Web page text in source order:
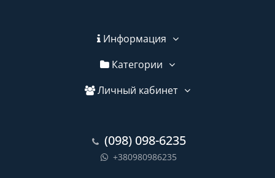
Информация
Категории
Личный кабинет
(098) 098-6235
+380980986235